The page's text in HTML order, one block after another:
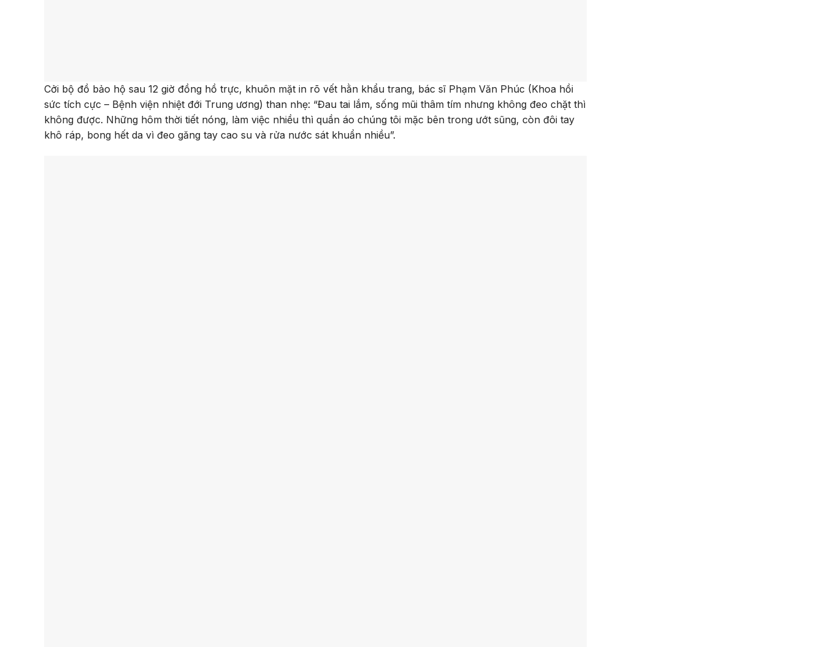
Cởi bộ đồ bảo hộ sau 12 giờ đồng hồ trực, khuôn mặt in rõ vết hằn khẩu trang, bác sĩ Phạm Văn Phúc (Khoa hồi
sức tích cực – Bệnh viện nhiệt đới Trung ương) than nhẹ: “Đau tai lắm, sống mũi thâm tím nhưng không đeo chặt thì
không được. Những hôm thời tiết nóng, làm việc nhiều thì quần áo chúng tôi mặc bên trong ướt sũng, còn đôi tay
khô ráp, bong hết da vì đeo găng tay cao su và rửa nước sát khuẩn nhiều”.